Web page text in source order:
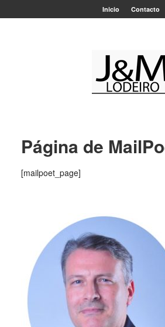
Inicio Contacto
Página de
[mailpoet_page]